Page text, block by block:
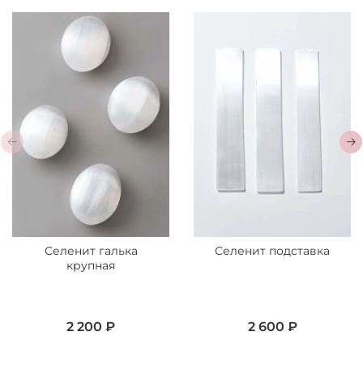
Селенит галька
крупная
2 200 ₽
Селенит подставка
2 600 ₽